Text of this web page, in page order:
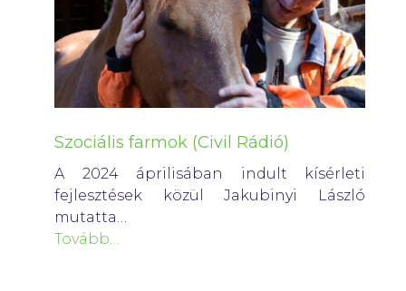
Szociális farmok (Civil Rádió)
A 2024 áprilisában indult kísérleti
fejlesztések közül Jakubinyi László
mutatta…
Tovább…